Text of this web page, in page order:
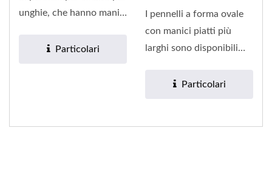
unghie, che hanno manici
Particolari
I pennelli a forma ovale
con manici piatti più
larghi sono disponibili
smalto...
Particolari